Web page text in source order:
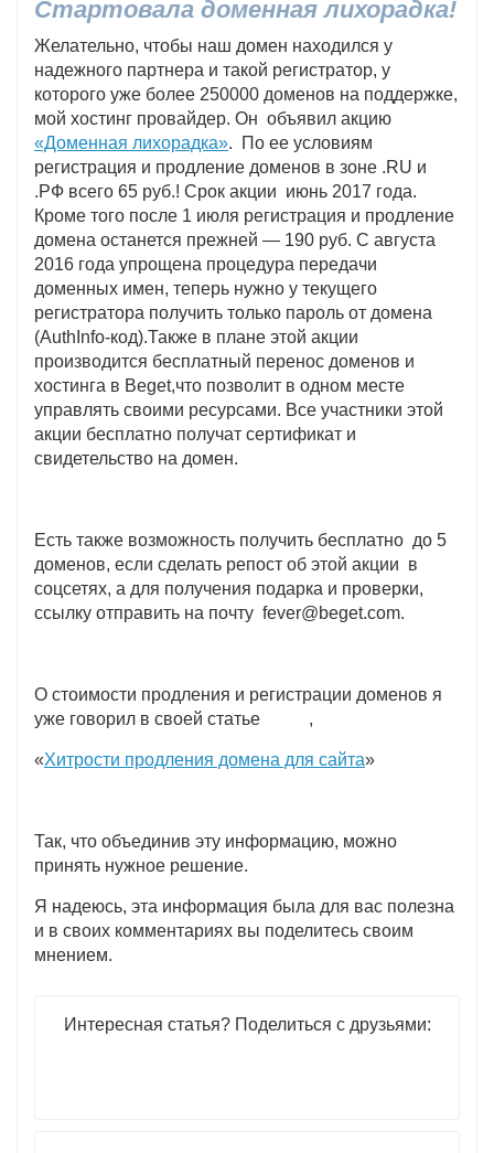
Стартовала доменная лихорадка!
Желательно, чтобы наш домен находился у
надежного партнера и такой регистратор, у
которого уже более 250000 доменов на поддержке,
мой хостинг провайдер. Он объявил акцию
«Доменная лихорадка». По ее условиям
регистрация и продление доменов в зоне .RU и
.РФ всего 65 руб.! Срок акции июнь 2017 года.
Кроме того после 1 июля регистрация и продление
домена останется прежней — 190 руб. С августа
2016 года упрощена процедура передачи
доменных имен, теперь нужно у текущего
регистратора получить только пароль от домена
(AuthInfo-код).Также в плане этой акции
производится бесплатный перенос доменов и
хостинга в Beget,что позволит в одном месте
управлять своими ресурсами. Все участники этой
акции бесплатно получат сертификат и
свидетельство на домен.
Есть также возможность получить бесплатно до 5
доменов, если сделать репост об этой акции в
соцсетях, а для получения подарка и проверки,
ссылку отправить на почту fever@beget.com.
О стоимости продления и регистрации доменов я
уже говорил в своей статье ,
«Хитрости продления домена для сайта»
Так, что объединив эту информацию, можно
принять нужное решение.
Я надеюсь, эта информация была для вас полезна
и в своих комментариях вы поделитесь своим
мнением.
Интересная статья? Поделиться с друзьями: